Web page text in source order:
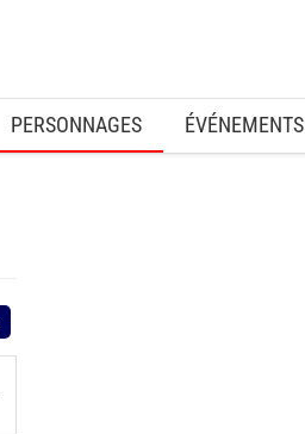
PERSONNAGES ÉVÉNEMENTS